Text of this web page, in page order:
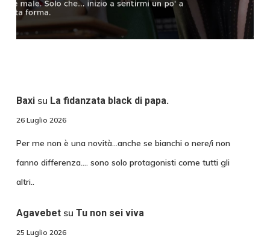
Baxisu La fidanzata black di papa.
26 Luglio 2026
Per me non è una novità...anche se bianchi o nere/i non
fanno differenza.... sono solo protagonisti come tutti gli
altri..
Agavebetsu Tu non sei viva
25 Luglio 2026